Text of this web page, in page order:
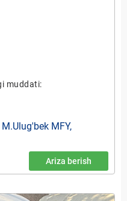
muddati:
MFY,
Ariza berish